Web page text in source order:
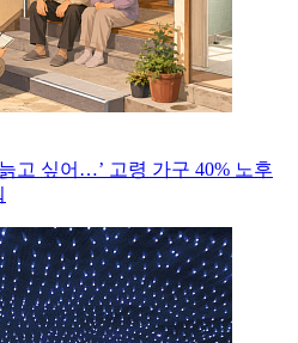
고 싶어…’ 고령 가구 40% 노후